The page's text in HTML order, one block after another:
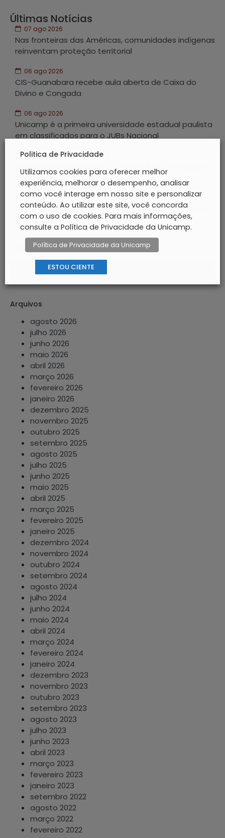
Últimas Notícias
07 ago 2026
Nas fronteiras das Américas, comunidades indígenas
reinventam proteção territorial
06 ago 2026
CIS-Guanabara recebe aula aberta de Caixa do
Divino e Congada
06 ago 2026
Unicamp é a primeira universidade estadual paulista
em classificados para o JUBs Nacional
05 ago 2026
GAIA inaugura exposição “Linha de fuga”, de Sérgio
Augusto Porto
05 ago 2026
Casa do Lago exibe “São Paulo, Sociedade Anônima”
em edição especial após 60 anos
Categorias
Arquivos
agosto 2026
julho 2026
junho 2026
maio 2026
abril 2026
março 2026
fevereiro 2026
janeiro 2026
dezembro 2025
novembro 2025
outubro 2025
setembro 2025
agosto 2025
julho 2025
junho 2025
maio 2025
abril 2025
março 2025
fevereiro 2025
janeiro 2025
dezembro 2024
novembro 2024
outubro 2024
setembro 2024
agosto 2024
julho 2024
junho 2024
maio 2024
abril 2024
março 2024
fevereiro 2024
janeiro 2024
dezembro 2023
novembro 2023
outubro 2023
setembro 2023
agosto 2023
julho 2023
junho 2023
abril 2023
março 2023
fevereiro 2023
janeiro 2023
setembro 2022
agosto 2022
março 2022
fevereiro 2022
Politica de Privacidade
Utilizamos cookies para oferecer melhor
experiência, melhorar o desempenho, analisar
como você interage em nosso site e personalizar
conteúdo. Ao utilizar este site, você concorda
com o uso de cookies. Para mais informações,
consulte a Política de Privacidade da Unicamp.
Política de Privacidade da Unicamp
ESTOU CIENTE